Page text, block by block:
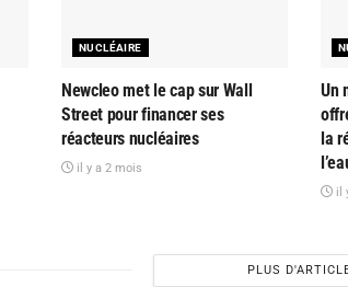
NUCLÉAIRE
Newcleo met le cap sur Wall
Street pour financer ses
réacteurs nucléaires
il y a 2 mois
Un
la
il
PLUS